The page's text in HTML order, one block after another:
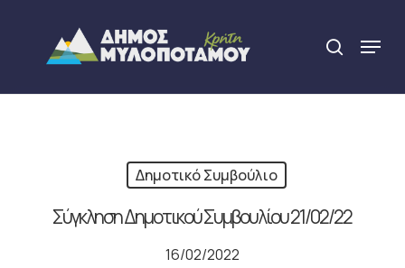
content
search
Menu
Δημοτικό Συμβούλιο
Σύγκληση Δημοτικού Συμβουλίου 21/02/22
16/02/2022
Close